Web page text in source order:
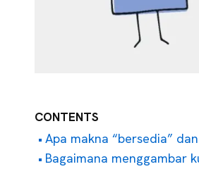
CONTENTS
Apa makna “bersedia”
Bagaimana menggambar